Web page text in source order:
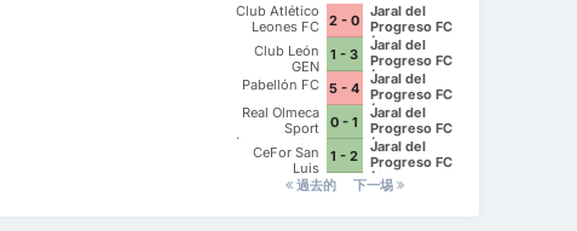
Club Atlético
Leones FC 2 - 0
Jaral del
Progreso FC
(Ocoteros de
Cuerámaro)
Club León
GEN
1 - 3
Jaral del
Progreso FC
(Ocoteros de
Cuerámaro)
Pabellón FC 5 - 4
Jaral del
Progreso FC
(Ocoteros de
Cuerámaro)
Real Olmeca
Sport
(Empresarios
del Rincón)
0 - 1
Jaral del
Progreso FC
(Ocoteros de
Cuerámaro)
CeFor San
Luis
1 - 2
Jaral del
Progreso FC
(Ocoteros de
Cuerámaro)
過去的 下一埸